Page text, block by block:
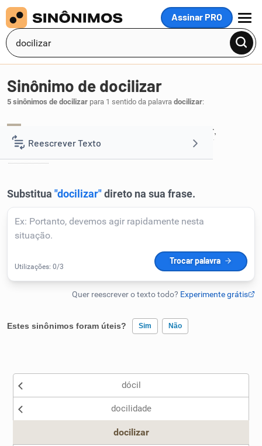
Assinar PRO
MENU
Reescrever Texto
Corrigir Texto
Detector de IA
Conexões
Sinônimo de docilizar
5 sinônimos de docilizar para 1 sentido da palavra docilizar:
domesticar,
dominar
Estes sinônimos foram úteis? Sim Não
Nenhum dos sinônimos apresentados me ajudou
dócil
docilidade
docilizar